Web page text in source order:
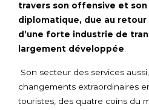
travers son offensive et
diplomatique, due au retour
d’une forte industrie de
largement développée.
Son secteur des services
changements extraordinaires
touristes, des quatre coins du